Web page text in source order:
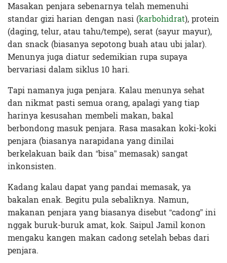
Masakan penjara sebenarnya telah memenuhi
standar gizi harian dengan nasi (karbohidrat), protein
(daging, telur, atau tahu/tempe), serat (sayur mayur),
dan snack (biasanya sepotong buah atau ubi jalar).
Menunya juga diatur sedemikian rupa supaya
bervariasi dalam siklus 10 hari.
Tapi namanya juga penjara. Kalau menunya sehat
dan nikmat pasti semua orang, apalagi yang tiap
harinya kesusahan membeli makan, bakal
berbondong masuk penjara. Rasa masakan koki-koki
penjara (biasanya narapidana yang dinilai
berkelakuan baik dan “bisa” memasak) sangat
inkonsisten.
Kadang kalau dapat yang pandai memasak, ya
bakalan enak. Begitu pula sebaliknya. Namun,
makanan penjara yang biasanya disebut “cadong” ini
nggak buruk-buruk amat, kok. Saipul Jamil konon
mengaku kangen makan cadong setelah bebas dari
penjara.